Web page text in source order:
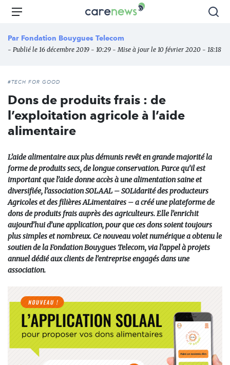
Aller
principal
Carenews,
média
des
Menu
Par Fondation Bouygues Telecom
- Publié le 16 décembre 2019 - 10:29 - Mise à jour le 10 février 2020 - 18:18
#TECH FOR GOOD
Dons de produits frais : de
l’exploitation agricole à l’aide
alimentaire
L’aide alimentaire aux plus démunis revêt en grande majorité la
forme de produits secs, de longue conservation. Parce qu’il est
important que l’aide donne accès à une alimentation saine et
diversifiée, l’association SOLAAL – SOLidarité des producteurs
Agricoles et des filières ALimentaires – a créé une plateforme de
dons de produits frais auprès des agriculteurs. Elle l’enrichit
aujourd’hui d’une application, pour que ces dons soient toujours
plus simples et nombreux. Ce nouveau volet numérique a obtenu le
soutien de la Fondation Bouygues Telecom, via l’appel à projets
annuel dédié aux clients de l’entreprise engagés dans une
association.